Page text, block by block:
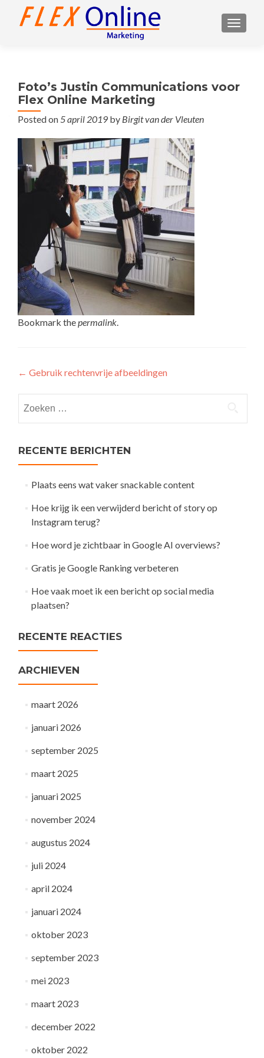
Foto’s Justin Communications voor
Flex Online Marketing
Posted on5 april 2019 by Birgit van der Vleuten
Bookmark thepermalink.
Post
navigation
← Gebruik rechtenvrije afbeeldingen
naar:
RECENTE BERICHTEN
Plaats eens wat vaker snackable content
Hoe krijg ik een verwijderd bericht of story op
Instagram terug?
Hoe word je zichtbaar in Google AI overviews?
Gratis je Google Ranking verbeteren
Hoe vaak moet ik een bericht op social media
plaatsen?
RECENTE REACTIES
ARCHIEVEN
maart 2026
januari 2026
september 2025
maart 2025
januari 2025
november 2024
augustus 2024
juli 2024
april 2024
januari 2024
oktober 2023
september 2023
mei 2023
maart 2023
december 2022
oktober 2022